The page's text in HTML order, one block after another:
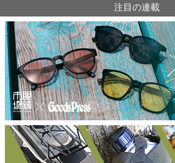
注目の連載